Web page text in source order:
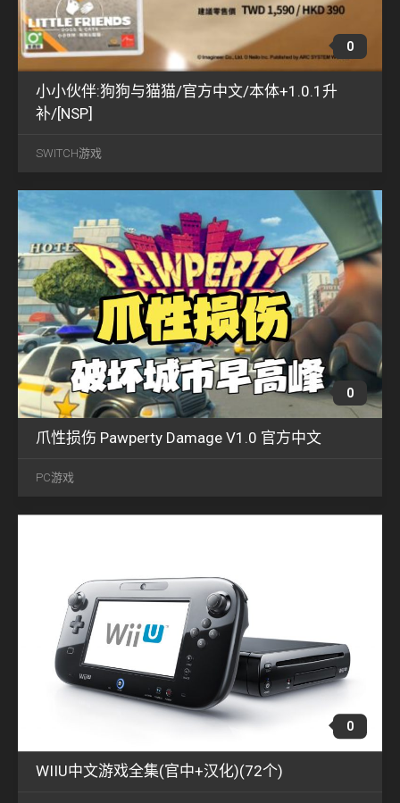
0
小小伙伴:狗狗与猫猫/官方中文/本体+1.0.1升
补/[NSP]
SWITCH游戏
0
爪性损伤 Pawperty Damage V1.0 官方中文
PC游戏
0
WIIU中文游戏全集(官中+汉化)(72个)